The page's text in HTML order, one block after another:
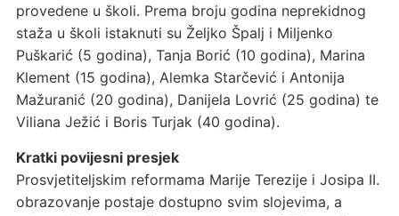
provedene u školi. Prema broju godina neprekidnog
staža u školi istaknuti su Željko Špalj i Miljenko
Puškarić (5 godina), Tanja Borić (10 godina), Marina
Klement (15 godina), Alemka Starčević i Antonija
Mažuranić (20 godina), Danijela Lovrić (25 godina) te
Viliana Ježić i Boris Turjak (40 godina).
Kratki povijesni presjek
Prosvjetiteljskim reformama Marije Terezije i Josipa II.
obrazovanje postaje dostupno svim slojevima, a